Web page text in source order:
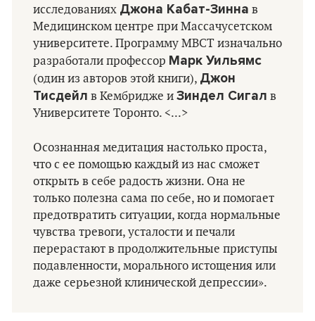
исследованиях Джона Кабат-Зинна в
Медицинском центре при Массачусетском
университете. Программу MBCT изначально
разработали профессор Марк Уильямс
(один из авторов этой книги), Джон
Тисдейл в Кембридже и Зиндел Сигал в
Университете Торонто. <...>
Осознанная медитация настолько проста,
что с ее помощью каждый из нас сможет
открыть в себе радость жизни. Она не
только полезна сама по себе, но и помогает
предотвратить ситуации, когда нормальные
чувства тревоги, усталости и печали
перерастают в продолжительные приступы
подавленности, морального истощения или
даже серьезной клинической депрессии».